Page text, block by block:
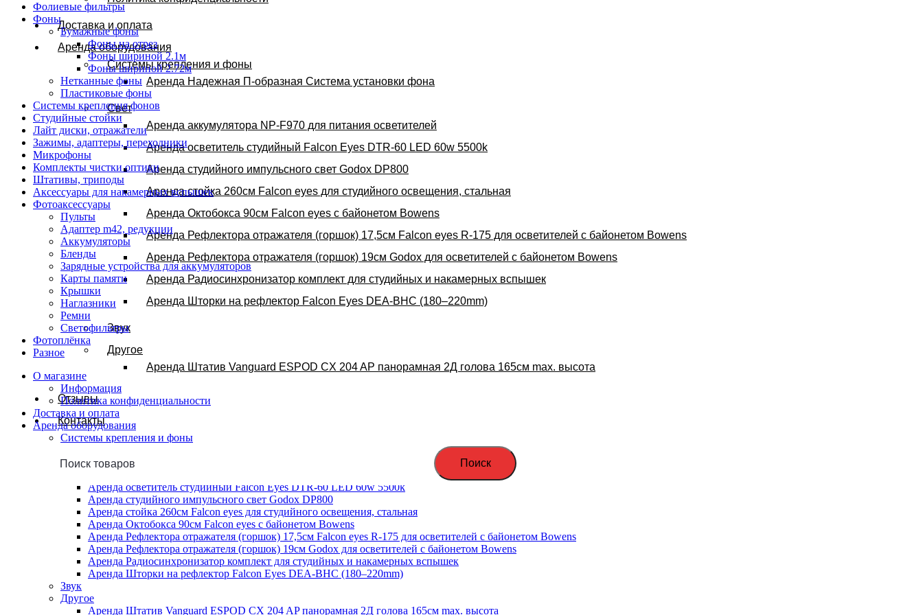
Доставка и оплата
Аренда оборудования
Системы крепления и фоны
Аренда Надежная П-образная Система установки фона
Свет
Аренда аккумулятора NP-F970 для питания осветителей
Аренда осветитель студийный Falcon Eyes DTR-60 LED 60w 5500k
Аренда студийного импульсного свет Godox DP800
Аренда стойка 260см Falcon eyes для студийного освещения, стальная
Аренда Октобокса 90см Falcon eyes с байонетом Bowens
Аренда Рефлектора отражателя (горшок) 17,5см Falcon eyes R-175 для осветителей с байонетом Bowens
Аренда Рефлектора отражателя (горшок) 19см Godox для осветителей с байонетом Bowens
Аренда Радиосинхронизатор комплект для студийных и накамерных вспышек
Аренда Шторки на рефлектор Falcon Eyes DEA-BHC (180–220mm)
Звук
Другое
Аренда Штатив Vanguard ESPOD CX 204 AP панорамная 2Д голова 165см max. высота
Отзывы
Контакты
Поиск
Фолиевые фильтры
Фоны
Бумажные фоны
Фоны на отрез
Фоны шириной 2.1м
Фоны шириной 2.72м
Нетканные фоны
Пластиковые фоны
Системы крепления фонов
Студийные стойки
Лайт диски, отражатели
Зажимы, адаптеры, переходники
Микрофоны
Комплекты чистки оптики
Штативы, триподы
Аксессуары для накамерных вспышек
Фотоаксессуары
Пульты
Адаптер m42, редукции
Аккумуляторы
Бленды
Зарядные устройства для аккумуляторов
Карты памяти
Крышки
Наглазники
Ремни
Светофильтры
Фотоплёнка
Разное
О магазине
Информация
Политика конфиденциальности
Доставка и оплата
Аренда оборудования
Системы крепления и фоны
Свет
Аренда осветитель студийный Falcon Eyes DTR-60 LED 60w 5500k
Аренда студийного импульсного свет Godox DP800
Аренда стойка 260см Falcon eyes для студийного освещения, стальная
Аренда Октобокса 90см Falcon eyes с байонетом Bowens
Аренда Рефлектора отражателя (горшок) 17,5см Falcon eyes R-175 для осветителей с байонетом Bowens
Аренда Рефлектора отражателя (горшок) 19см Godox для осветителей с байонетом Bowens
Аренда Радиосинхронизатор комплект для студийных и накамерных вспышек
Аренда Шторки на рефлектор Falcon Eyes DEA-BHC (180–220mm)
Звук
Другое
Аренда Штатив Vanguard ESPOD CX 204 AP панорамная 2Д голова 165см max. высота